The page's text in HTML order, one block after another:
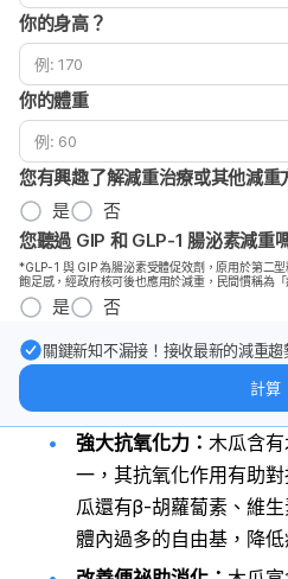
你的身高？
你的體重
您有興趣了解減重治療或其他減重
是
否
您聽過 GIP 和 GLP-1 腸泌素減重
*GLP-1 與 GIP 為腸泌素受體促效劑，原用於第二
飽足感，經政府核可後也應用於減重，民間慣稱為「
是 否
關鍵新知不漏接！接收最新的減重
計算
強大抗氧化力： 木瓜含
一，其抗氧化作用有助
瓜還有β-胡蘿蔔素、維
體內過多的自由基，降低